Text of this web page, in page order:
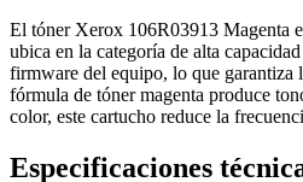
El tóner Xerox 106R03913 Magenta
ubica en la categoría de alta
firmware del equipo, lo que garantiza
fórmula de tóner magenta produce
color, este cartucho reduce la
Especificaciones